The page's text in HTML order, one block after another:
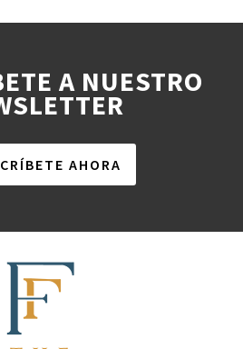
A NUESTRO
AHORA